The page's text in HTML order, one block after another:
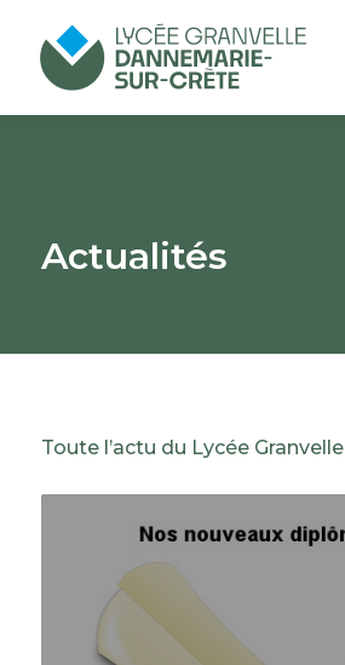
Actualités
Toute l’actu du Lycée Granvelle